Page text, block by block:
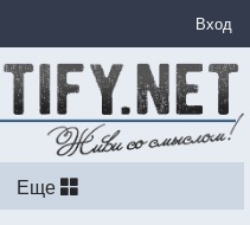
Вход
Еще